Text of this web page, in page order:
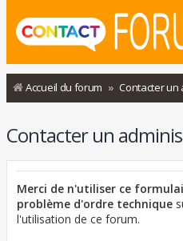
Accueil du forum Contacter
Contacter un
Merci de n'utiliser ce
problème d'ordre technique
l'utilisation de ce forum.